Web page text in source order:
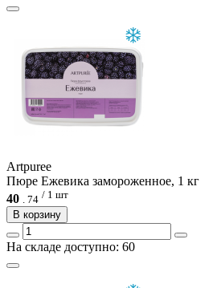
Artpuree
Пюре Ежевика замороженное, 1 кг
40 . 74 / 1 шт
В корзину
На складе доступно: 60